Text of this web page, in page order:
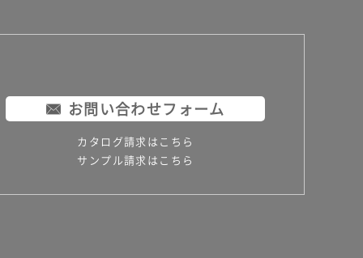
お問い合わせフォーム
カタログ請求はこちら
サンプル請求はこちら